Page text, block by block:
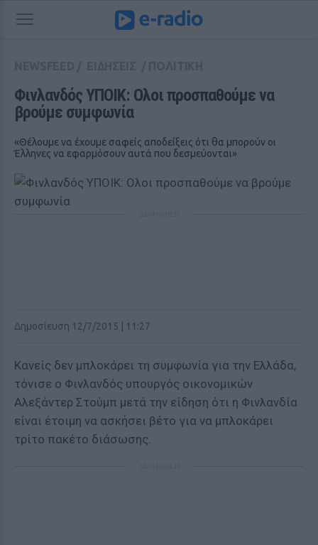
Φινλανδός ΥΠΟΙΚ: Ολοι προσπαθούμε να
βρούμε συμφωνία
«Θέλουμε να έχουμε σαφείς αποδείξεις ότι θα μπορούν οι
Έλληνες να εφαρμόσουν αυτά που δεσμεύονται»
Δημοσίευση 12/7/2015 | 11:27
Κανείς δεν μπλοκάρει τη συμφωνία για την Ελλάδα,
τόνισε ο Φινλανδός υπουργός οικονομικών
Αλεξάντερ Στούμπ μετά την είδηση ότι η Φινλανδία
είναι έτοιμη να ασκήσει βέτο για να μπλοκάρει
τρίτο πακέτο διάσωσης.